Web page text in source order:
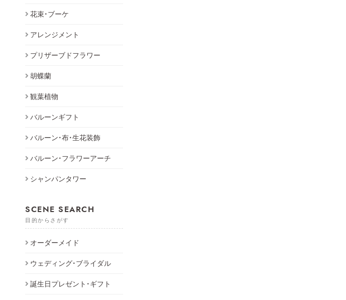
花束・ブーケ
アレンジメント
プリザーブドフラワー
胡蝶蘭
観葉植物
バルーンギフト
バルーン・布・生花装飾
バルーン・フラワーアーチ
シャンパンタワー
SCENE SEARCH
目的からさがす
オーダーメイド
ウェディング・ブライダル
誕生日プレゼント・ギフト